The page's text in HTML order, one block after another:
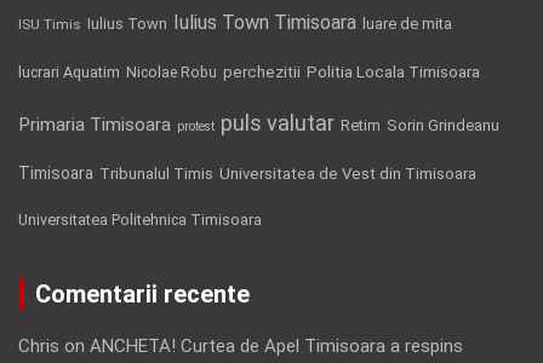
ISU Timis Iulius Town Iulius Town Timisoara luare de mita
lucrari Aquatim Nicolae Robu perchezitii Politia Locala Timisoara
Primaria Timisoara protest puls valutar Retim Sorin Grindeanu
Timisoara Tribunalul Timis Universitatea de Vest din Timisoara
Universitatea Politehnica Timisoara
Comentarii recente
Chris on ANCHETA! Curtea de Apel Timisoara a respins